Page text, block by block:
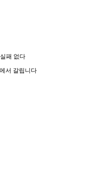
패 없다
서 갈립니다